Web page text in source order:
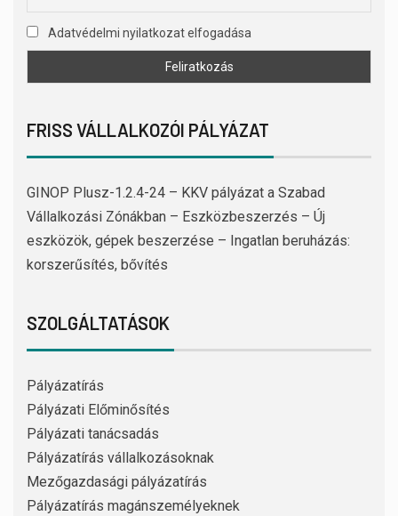
Adatvédelmi nyilatkozat elfogadása
FRISS VÁLLALKOZÓI PÁLYÁZAT
GINOP Plusz-1.2.4-24 – KKV pályázat a Szabad
Vállalkozási Zónákban – Eszközbeszerzés – Új
eszközök, gépek beszerzése – Ingatlan beruházás:
korszerűsítés, bővítés
SZOLGÁLTATÁSOK
Pályázatírás
Pályázati Előminősítés
Pályázati tanácsadás
Pályázatírás vállalkozásoknak
Mezőgazdasági pályázatírás
Pályázatírás magánszemélyeknek